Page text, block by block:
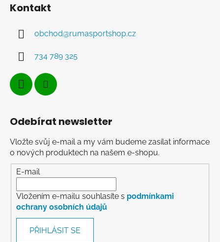
Kontakt
obchod@rumasportshop.cz
734 789 325
Odebírat newsletter
Vložte svůj e-mail a my vám budeme zasílat informace
o nových produktech na našem e-shopu.
E-mail
Vložením e-mailu souhlasíte s podmínkami
ochrany osobních údajů
PŘIHLÁSIT SE